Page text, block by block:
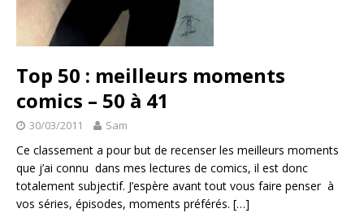
Top 50 : meilleurs moments
comics – 50 à 41
30/03/2011 Sam
Ce classement a pour but de recenser les meilleurs moments
que j’ai connu dans mes lectures de comics, il est donc
totalement subjectif. J’espère avant tout vous faire penser à
vos séries, épisodes, moments préférés. […]